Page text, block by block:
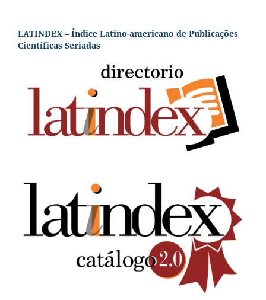
LATINDEX – Índice Latino-americano de Publicações
Científicas Seriadas